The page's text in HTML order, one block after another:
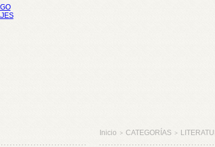
Inicio > CATEGORÍAS >